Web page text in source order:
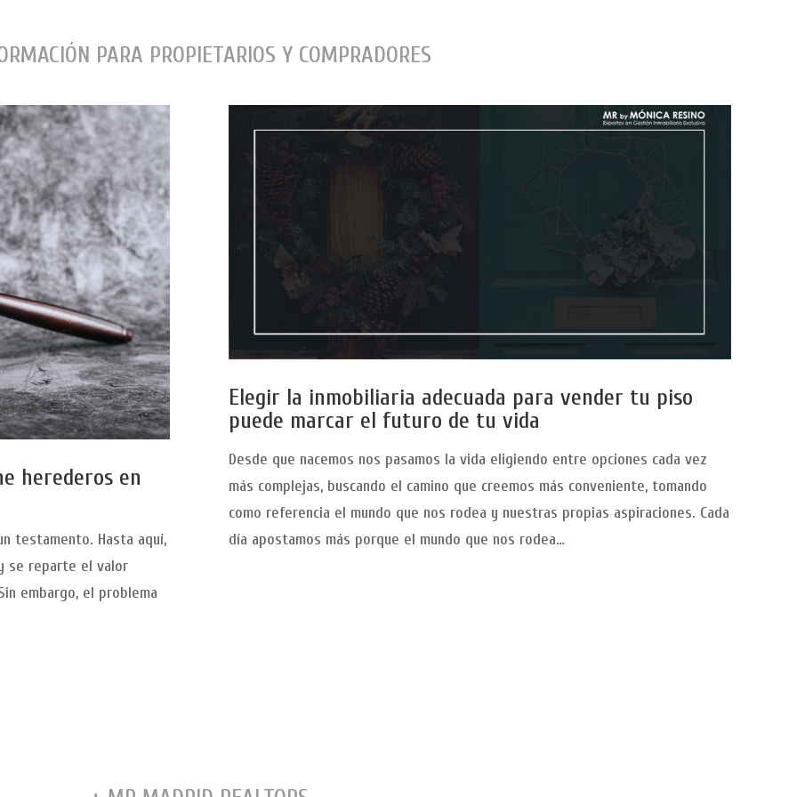
PARA PROPIETARIOS Y COMPRADORES
herederos en
testamento. Hasta aquí,
se reparte el valor
embargo, el problema
Elegir la inmobiliaria adecuada para vender tu piso
puede marcar el futuro de tu vida
Desde que nacemos nos pasamos la vida eligiendo entre opciones cada vez
más complejas, buscando el camino que creemos más conveniente, tomando
como referencia el mundo que nos rodea y nuestras propias aspiraciones. Cada
día apostamos más porque el mundo que nos rodea…